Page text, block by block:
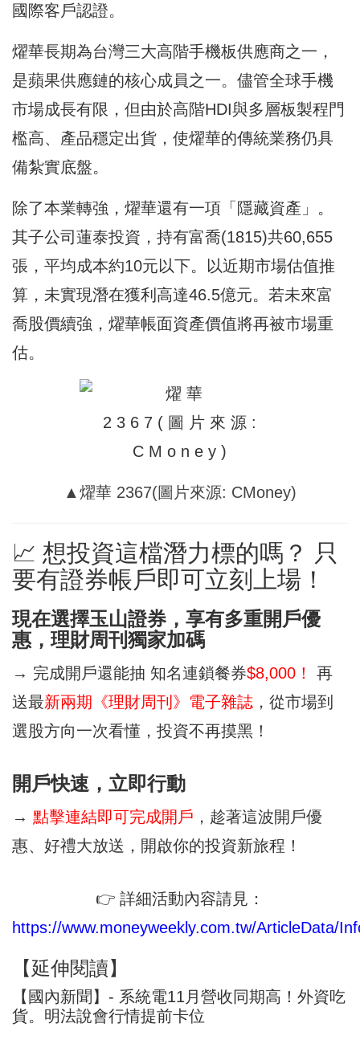
國際客戶認證。
燿華長期為台灣三大高階手機板供應商之一，
是蘋果供應鏈的核心成員之一。儘管全球手機
市場成長有限，但由於高階HDI與多層板製程門
檻高、產品穩定出貨，使燿華的傳統業務仍具
備紮實底盤。
除了本業轉強，燿華還有一項「隱藏資產」。
其子公司蓮泰投資，持有富喬(1815)共60,655
張，平均成本約10元以下。以近期市場估值推
算，未實現潛在獲利高達46.5億元。若未來富
喬股價續強，燿華帳面資產價值將再被市場重
估。
▲燿華 2367(圖片來源: CMoney)
📈 想投資這檔潛力標的嗎？ 只
要有證券帳戶即可立刻上場！
現在選擇玉山證券，享有多重開戶優
惠，理財周刊獨家加碼
→ 完成開戶還能抽 知名連鎖餐券$8,000！
再
送最新兩期《理財周刊》電子雜誌 ，從市場到
選股方向一次看懂，投資不再摸黑！
開戶快速，立即行動
→ 點擊連結即可完成開戶 ，趁著這波開戶優
惠、好禮大放送，開啟你的投資新旅程！
👉 詳細活動內容請見：
https://www.moneyweekly.com.tw/ArticleData/
【延伸閱讀】
【國內新聞】- 系統電11月營收同期高！外資吃
貨。明法說會行情提前卡位